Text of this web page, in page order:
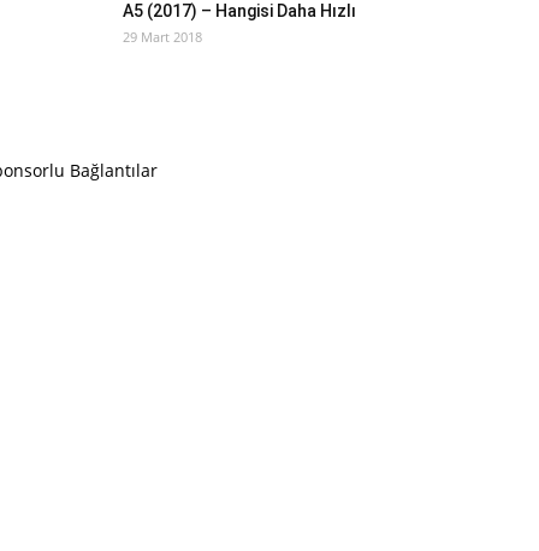
A5 (2017) – Hangisi Daha Hızlı
29 Mart 2018
Bağlantılar